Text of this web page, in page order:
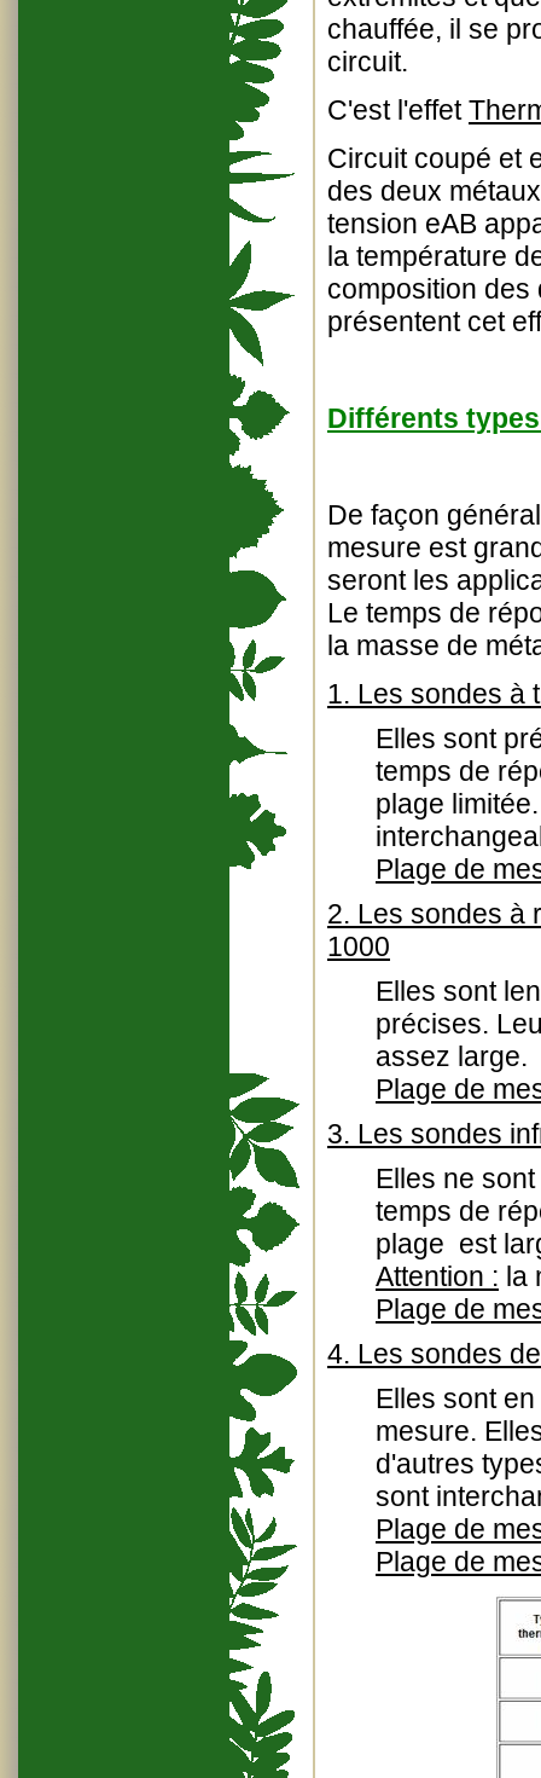
chauffée, il se
circuit.
C'est l'effet
Circuit coupé et
des deux
tension eAB
la température
composition des
présentent cet
Différents
De façon
mesure est
seront les
Le temps de
la masse de
1. Les sondes à
Elles sont
temps de
plage
Plage de
2. Les sondes à
1000
Elles sont
précises.
assez large.
Plage de
3. Les sondes
Elles ne
temps de
plage est
Attention : la
Plage de
4. Les sondes
Elles sont
mesure.
d'autres
sont
Plage de
Plage de